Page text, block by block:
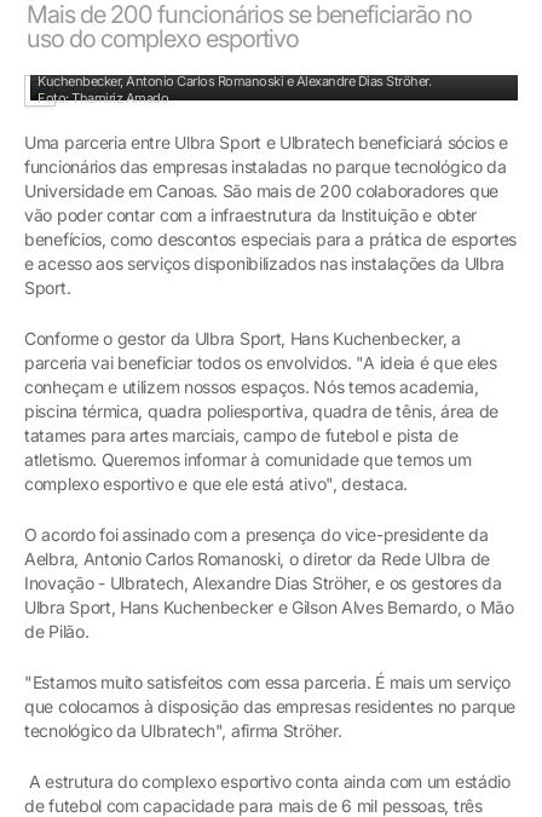
Mais de 200 funcionários se beneficiarão no
uso do complexo esportivo
Kuchenbecker, Antonio Carlos Romanoski e Alexandre Dias Ströher.
Foto: Thamiriz Amado
Uma parceria entre Ulbra Sport e Ulbratech beneficiará sócios e
funcionários das empresas instaladas no parque tecnológico da
Universidade em Canoas. São mais de 200 colaboradores que
vão poder contar com a infraestrutura da Instituição e obter
benefícios, como descontos especiais para a prática de esportes
e acesso aos serviços disponibilizados nas instalações da Ulbra
Sport.
Conforme o gestor da Ulbra Sport, Hans Kuchenbecker, a
parceria vai beneficiar todos os envolvidos. "A ideia é que eles
conheçam e utilizem nossos espaços. Nós temos academia,
piscina térmica, quadra poliesportiva, quadra de tênis, área de
tatames para artes marciais, campo de futebol e pista de
atletismo. Queremos informar à comunidade que temos um
complexo esportivo e que ele está ativo", destaca.
O acordo foi assinado com a presença do vice-presidente da
Aelbra, Antonio Carlos Romanoski, o diretor da Rede Ulbra de
Inovação - Ulbratech, Alexandre Dias Ströher, e os gestores da
Ulbra Sport, Hans Kuchenbecker e Gilson Alves Bernardo, o Mão
de Pilão.
"Estamos muito satisfeitos com essa parceria. É mais um serviço
que colocamos à disposição das empresas residentes no parque
tecnológico da Ulbratech", afirma Ströher.
A estrutura do complexo esportivo conta ainda com um estádio
de futebol com capacidade para mais de 6 mil pessoas, três